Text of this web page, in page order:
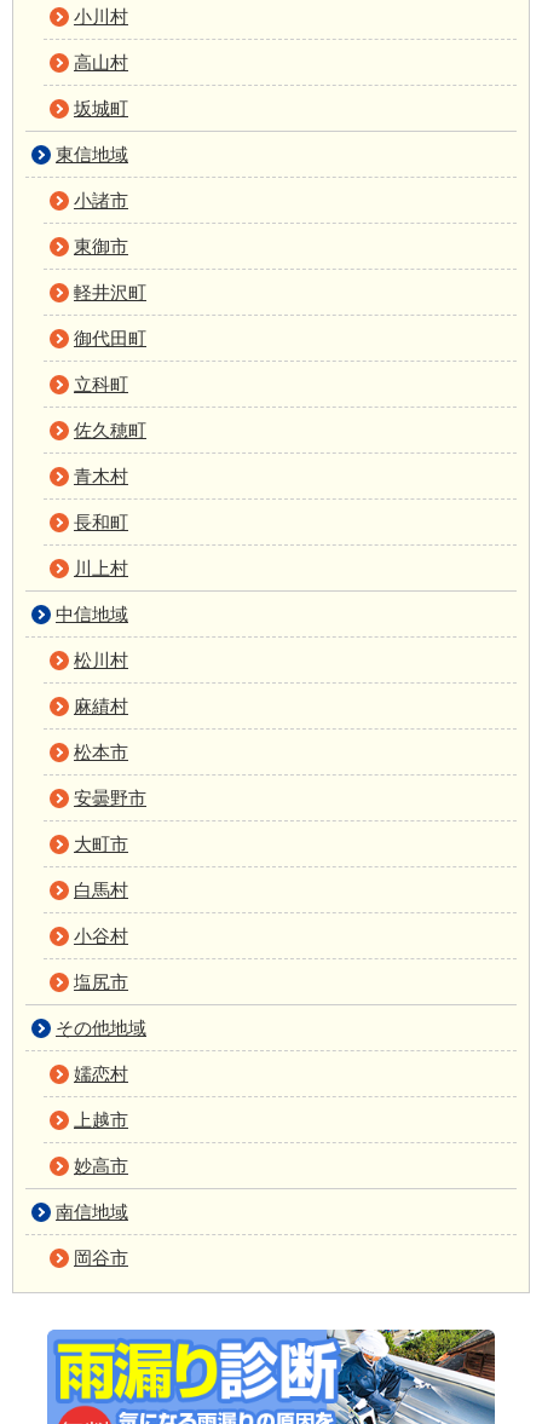
小川村
高山村
坂城町
東信地域
小諸市
東御市
軽井沢町
御代田町
立科町
佐久穂町
青木村
長和町
川上村
中信地域
松川村
麻績村
松本市
安曇野市
大町市
白馬村
小谷村
塩尻市
その他地域
嬬恋村
上越市
妙高市
南信地域
岡谷市